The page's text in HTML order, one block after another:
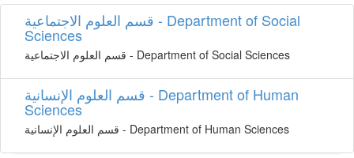
قسم العلوم الاجتماعية - Department of Social
Sciences
قسم العلوم الاجتماعية - Department of Social Sciences
قسم العلوم اﻹنسانية - Department of Human
Sciences
قسم العلوم اﻹنسانية - Department of Human Sciences